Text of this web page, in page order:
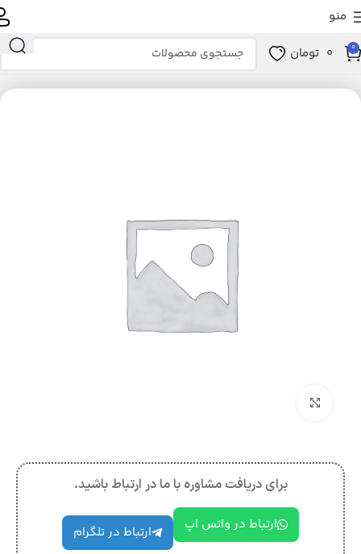
منو
0
0 تومان
خانه زیبایی و سلامت ابزار سلامت تجهیزات پزشکی
برای دریافت مشاوره با ما در ارتباط باشید.
ارتباط در واتس اپ ارتباط در تلگرام